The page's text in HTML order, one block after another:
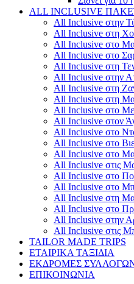
ALL INCLUSIVE
All Inclusive στην
All Inclusive στη
All Inclusive στο
All Inclusive στο
All Inclusive στη
All Inclusive στην
All Inclusive στη
All Inclusive στη
All Inclusive στο
All Inclusive στον
All Inclusive στο
All Inclusive στο
All Inclusive στο
All Inclusive στις
All Inclusive στο
All Inclusive στο
All Inclusive στη
All Inclusive στο
All Inclusive στην
All Inclusive στις
TAILOR MADE TRIPS
ΕΤΑΙΡΙΚΑ ΤΑΞΙΔΙΑ
ΕΚΔΡΟΜΕΣ
ΕΠΙΚΟΙΝΩΝΙΑ